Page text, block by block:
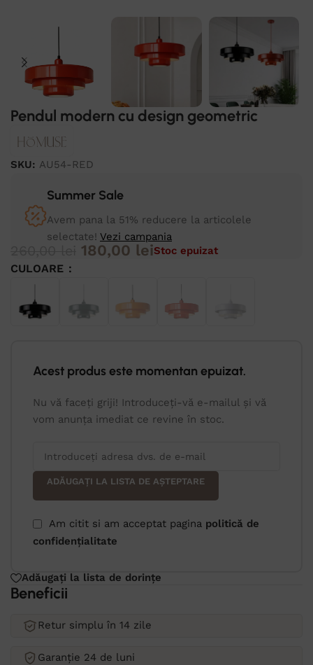
Pendul modern cu design geometric
SKU: AU54-RED
Summer Sale
Avem pana la 51% reducere la articolele
selectate! Vezi campania
180,00 leiStoc epuizat
CULOARE
Acest produs este momentan epuizat.
Nu vă faceți griji! Introduceți-vă e-mailul și vă
vom anunța imediat ce revine în stoc.
ADĂUGAȚI LA LISTA DE AȘTEPTARE
Am citit si am acceptat pagina politică de
confidențialitate
Adăugați la lista de dorințe
Beneficii
Retur simplu în 14 zile
Garanție 24 de luni